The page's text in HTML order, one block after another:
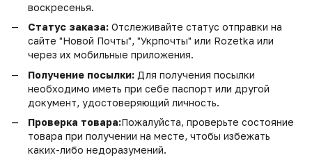
воскресенья.
Статус заказа: Отслеживайте статус отправки на
сайте "Новой Почты", "Укрпочты" или Rozetka или
через их мобильные приложения.
Получение посылки: Для получения посылки
необходимо иметь при себе паспорт или другой
документ, удостоверяющий личность.
Проверка товара:Пожалуйста, проверьте состояние
товара при получении на месте, чтобы избежать
каких-либо недоразумений.